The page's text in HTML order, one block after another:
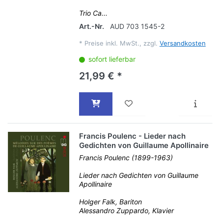
Trio Ca...
Art.-Nr.
AUD 703 1545-2
* Preise inkl. MwSt., zzgl. Versandkosten
sofort lieferbar
21,99 € *
Francis Poulenc - Lieder nach
Gedichten von Guillaume Apollinaire
Francis Poulenc (1899-1963)
Lieder nach Gedichten von Guillaume
Apollinaire
Holger Falk, Bariton
Alessandro Zuppardo, Klavier